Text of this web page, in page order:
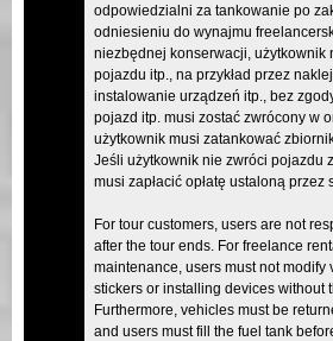
odpowiedzialni za tankowanie po
odniesieniu do wynajmu
niezbędnej konserwacji, użytkownik
pojazdu itp., na przykład przez
instalowanie urządzeń itp., bez
pojazd itp. musi zostać zwrócony w
użytkownik musi zatankować
Jeśli użytkownik nie zwróci pojazdu
musi zapłacić opłatę ustaloną przez
For tour customers, users are not
after the tour ends. For freelance
maintenance, users must not modify
stickers or installing devices without
Furthermore, vehicles must be
and users must fill the fuel tank